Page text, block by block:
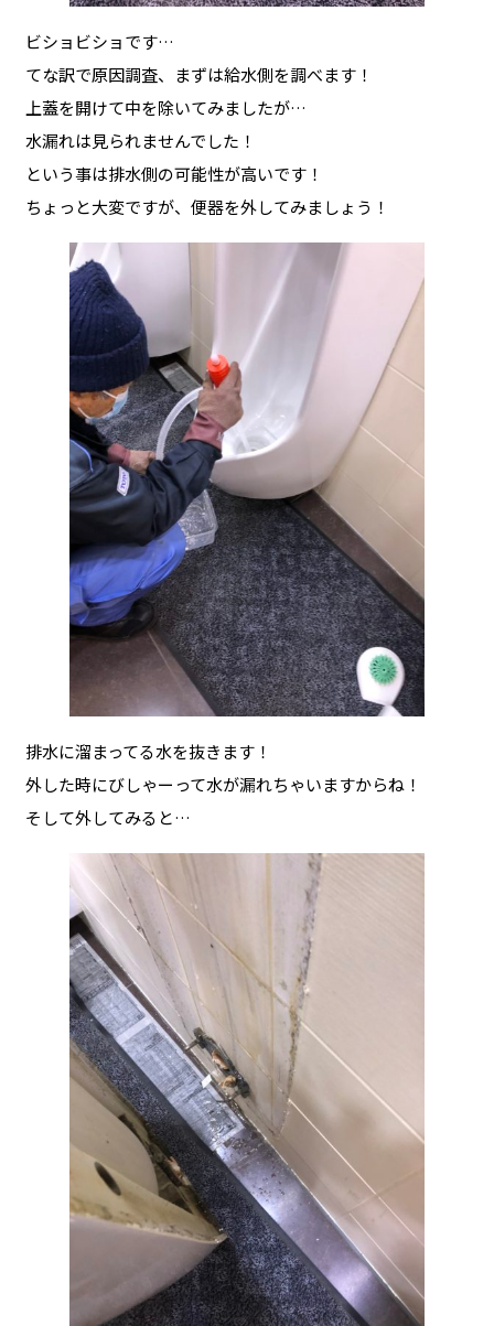
ビショビショです…
てな訳で原因調査、まずは給水側を調べます！
上蓋を開けて中を除いてみましたが…
水漏れは見られませんでした！
という事は排水側の可能性が高いです！
ちょっと大変ですが、便器を外してみましょう！
排水に溜まってる水を抜きます！
外した時にびしゃーって水が漏れちゃいますからね！
そして外してみると…